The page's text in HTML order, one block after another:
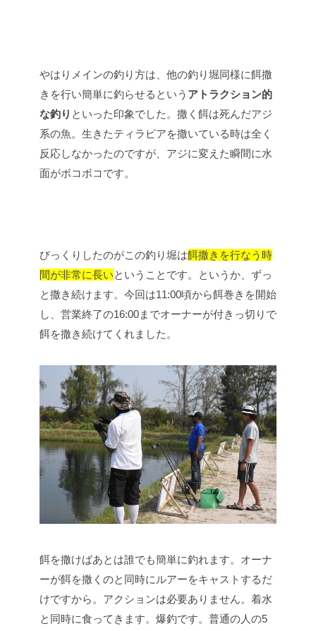
やはりメインの釣り方は、他の釣り堀同様に餌撒
きを行い簡単に釣らせるという アトラクション的
な釣り といった印象でした。撒く餌は死んだアジ
系の魚。生きたティラピアを撒いている時は全く
反応しなかったのですが、アジに変えた瞬間に水
面がボコボコです。
びっくりしたのがこの釣り堀は餌撒きを行なう時
間が非常に長いということです。というか、ずっ
と撒き続けます。今回は11:00頃から餌巻きを開始
し、営業終了の16:00までオーナーが付きっ切りで
餌を撒き続けてくれました。
餌を撒けばあとは誰でも簡単に釣れます。オーナ
ーが餌を撒くのと同時にルアーをキャストするだ
けですから。アクションは必要ありません。着水
と同時に食ってきます。爆釣です。普通の人の5